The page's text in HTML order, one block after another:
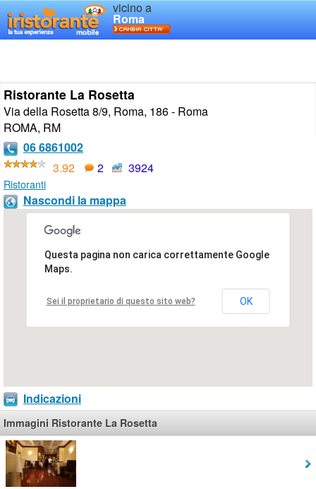
vicino a
Roma
Ristorante La Rosetta
Via della Rosetta 8/9, Roma, 186 - Roma
ROMA, RM
06 6861002
3.92
2 3924
Ristoranti
Nascondi la mappa
Questa pagina non carica correttamente Google
Maps.
Sei il proprietario di questo sito web? OK
Indicazioni
Immagini Ristorante La Rosetta